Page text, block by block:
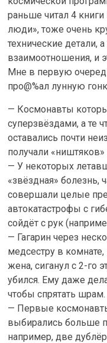
раньше читал 4
люди», тоже очень
технические детали,
взаимоотношения, и
Мне в первую
про@%ал лунную
— Космонавты
суперзвёздами, а те
оставались почти
получали
— У некоторых
«звёздная» болезнь,
совершали целые
автокатастрофы с
сойдёт с рук
— Гагарин через
медсестру в комнате,
жена, сиганул с 2-го
убился. Ему даже
чтобы спрятать шрам.
— Первые
выбирались больше
например, две